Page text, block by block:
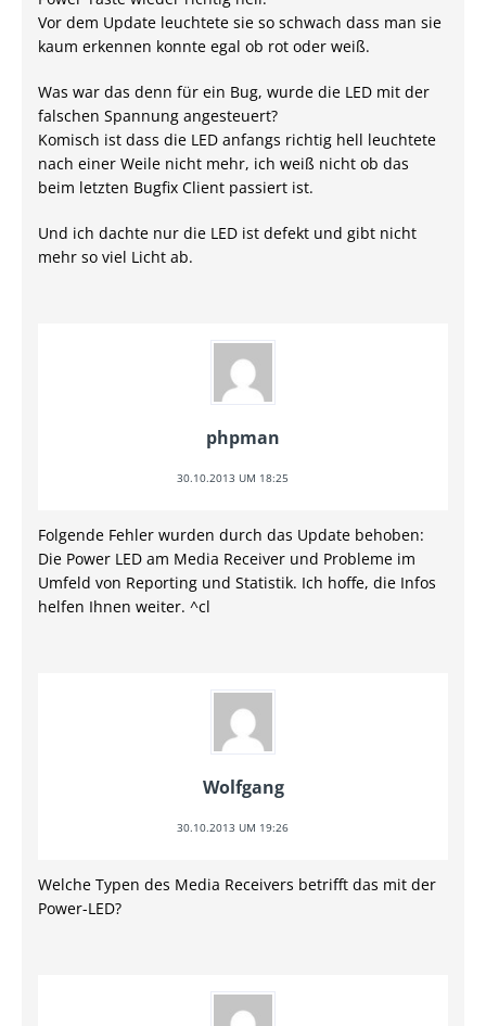
Vor dem Update leuchtete sie so schwach dass man sie
kaum erkennen konnte egal ob rot oder weiß.
Was war das denn für ein Bug, wurde die LED mit der
falschen Spannung angesteuert?
Komisch ist dass die LED anfangs richtig hell leuchtete
nach einer Weile nicht mehr, ich weiß nicht ob das
beim letzten Bugfix Client passiert ist.
Und ich dachte nur die LED ist defekt und gibt nicht
mehr so viel Licht ab.
phpman
30.10.2013 UM 18:25
Folgende Fehler wurden durch das Update behoben:
Die Power LED am Media Receiver und Probleme im
Umfeld von Reporting und Statistik. Ich hoffe, die Infos
helfen Ihnen weiter. ^cl
Wolfgang
30.10.2013 UM 19:26
Welche Typen des Media Receivers betrifft das mit der
Power-LED?